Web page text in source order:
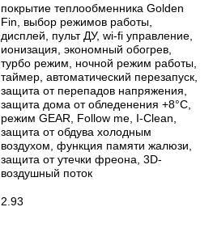
покрытие теплообменника Golden
Fin, выбор режимов работы,
дисплей, пульт ДУ, wi-fi управление,
ионизация, экономный обогрев,
турбо режим, ночной режим работы,
таймер, автоматический перезапуск,
защита от перепадов напряжения,
защита дома от обледенения +8°C,
режим GEAR, Follow me, I-Clean,
защита от обдува холодным
воздухом, функция памяти жалюзи,
защита от утечки фреона, 3D-
воздушный поток
2.93